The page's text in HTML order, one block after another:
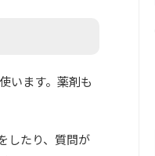
います。薬剤も
したり、質問が